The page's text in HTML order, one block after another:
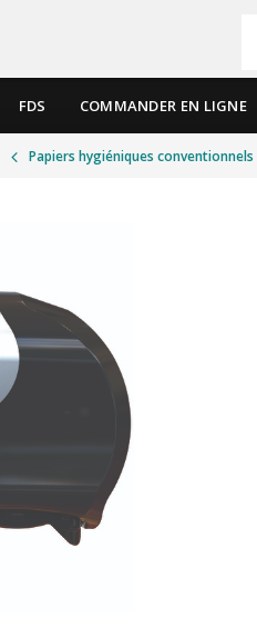
FDS COMMANDER EN LIGNE
Papiers hygiéniques conventionnels